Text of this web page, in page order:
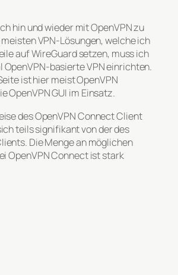
hin und wieder mit OpenVPN zu
VPN-Lösungen, welche ich
auf WireGuard setzen, muss ich
OpenVPN-basierte VPN einrichten.
ist hier meist OpenVPN
OpenVPN GUI im Einsatz.
des OpenVPN Connect Client
teils signifikant von der des
Die Menge an möglichen
OpenVPN Connect ist stark